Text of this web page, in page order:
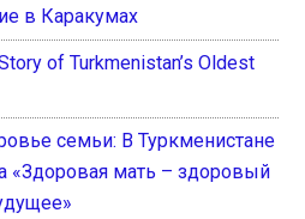
в Каракумах
of Turkmenistan’s Oldest
семьи: В Туркменистане
«Здоровая мать – здоровый